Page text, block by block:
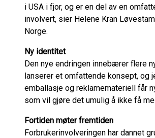
i USA i fjor, og er en del av en
involvert, sier Helene Kran
Norge.
Ny identitet
Den nye endringen innebærer flere
lanserer et omfattende konsept, og
emballasje og reklamemateriell får
som vil gjøre det umulig å ikke få
Fortiden møter fremtiden
Forbrukerinvolveringen har dannet